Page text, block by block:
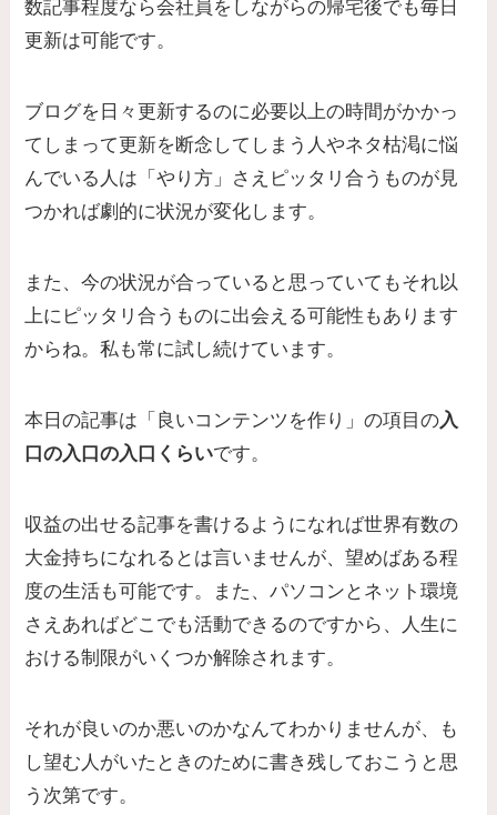
数記事程度なら会社員をしながらの帰宅後でも毎日
更新は可能です。
ブログを日々更新するのに必要以上の時間がかかっ
てしまって更新を断念してしまう人やネタ枯渇に悩
んでいる人は「やり方」さえピッタリ合うものが見
つかれば劇的に状況が変化します。
また、今の状況が合っていると思っていてもそれ以
上にピッタリ合うものに出会える可能性もあります
からね。私も常に試し続けています。
本日の記事は「良いコンテンツを作り」の項目の入
口の入口の入口くらいです。
収益の出せる記事を書けるようになれば世界有数の
大金持ちになれるとは言いませんが、望めばある程
度の生活も可能です。また、パソコンとネット環境
さえあればどこでも活動できるのですから、人生に
おける制限がいくつか解除されます。
それが良いのか悪いのかなんてわかりませんが、も
し望む人がいたときのために書き残しておこうと思
う次第です。